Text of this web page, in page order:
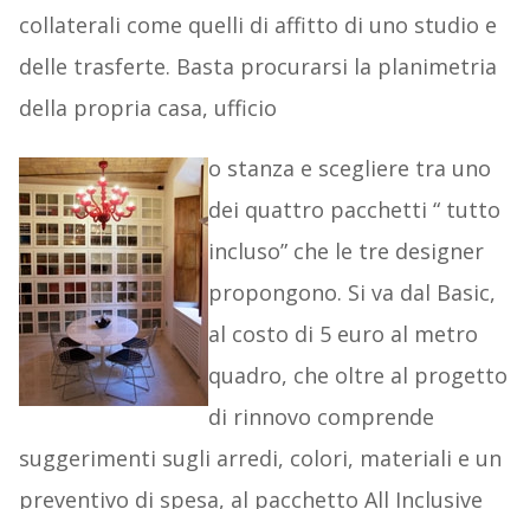
collaterali come quelli di affitto di uno studio e
delle trasferte. Basta procurarsi la planimetria
della propria casa, ufficio
o stanza e scegliere tra uno
dei quattro pacchetti “ tutto
incluso” che le tre designer
propongono. Si va dal Basic,
al costo di 5 euro al metro
quadro, che oltre al progetto
di rinnovo comprende
suggerimenti sugli arredi, colori, materiali e un
preventivo di spesa, al pacchetto All Inclusive